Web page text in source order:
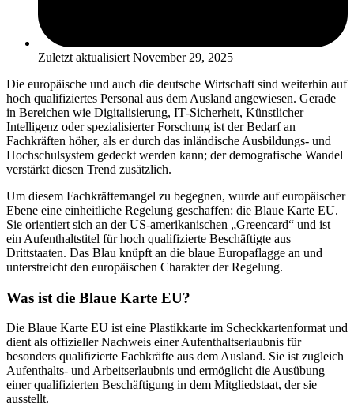
Zuletzt aktualisiert November 29, 2025
Die europäische und auch die deutsche Wirtschaft sind weiterhin auf
hoch qualifiziertes Personal aus dem Ausland angewiesen. Gerade
in Bereichen wie Digitalisierung, IT‑Sicherheit, Künstlicher
Intelligenz oder spezialisierter Forschung ist der Bedarf an
Fachkräften höher, als er durch das inländische Ausbildungs- und
Hochschulsystem gedeckt werden kann; der demografische Wandel
verstärkt diesen Trend zusätzlich.
Um diesem Fachkräftemangel zu begegnen, wurde auf europäischer
Ebene eine einheitliche Regelung geschaffen: die Blaue Karte EU.
Sie orientiert sich an der US‑amerikanischen „Greencard“ und ist
ein Aufenthaltstitel für hoch qualifizierte Beschäftigte aus
Drittstaaten. Das Blau knüpft an die blaue Europaflagge an und
unterstreicht den europäischen Charakter der Regelung.
Was ist die Blaue Karte EU?
Die Blaue Karte EU ist eine Plastikkarte im Scheckkartenformat und
dient als offizieller Nachweis einer Aufenthaltserlaubnis für
besonders qualifizierte Fachkräfte aus dem Ausland. Sie ist zugleich
Aufenthalts- und Arbeitserlaubnis und ermöglicht die Ausübung
einer qualifizierten Beschäftigung in dem Mitgliedstaat, der sie
ausstellt.